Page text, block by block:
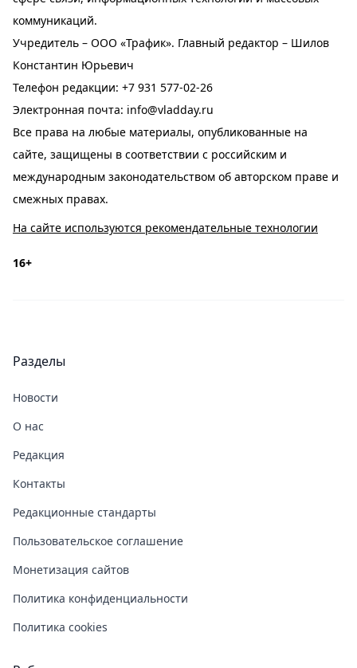
коммуникаций.
Учредитель – ООО «Трафик». Главный редактор – Шилов
Константин Юрьевич
Телефон редакции: +7 931 577-02-26
Электронная почта: info@vladday.ru
Все права на любые материалы, опубликованные на
сайте, защищены в соответствии с российским и
международным законодательством об авторском праве и
смежных правах.
На сайте используются рекомендательные технологии
16+
Разделы
Новости
О нас
Редакция
Контакты
Редакционные стандарты
Пользовательское соглашение
Монетизация сайтов
Политика конфиденциальности
Политика cookies